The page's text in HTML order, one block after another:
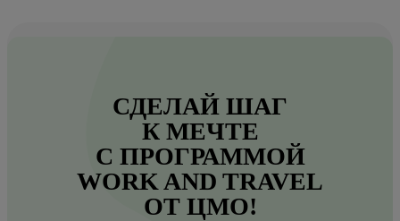
СДЕЛАЙ ШАГ
К МЕЧТЕ
С ПРОГРАММОЙ
WORK AND TRAVEL
ОТ ЦМО!